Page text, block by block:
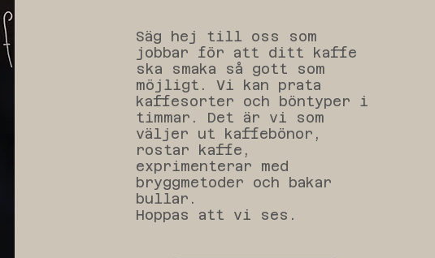
Säg hej till oss som
jobbar för att ditt kaffe
ska smaka så gott som
möjligt. Vi kan prata
kaffesorter och böntyper i
timmar. Det är vi som
väljer ut kaffebönor,
rostar kaffe,
exprimenterar med
bryggmetoder och bakar
bullar.
Hoppas att vi ses.